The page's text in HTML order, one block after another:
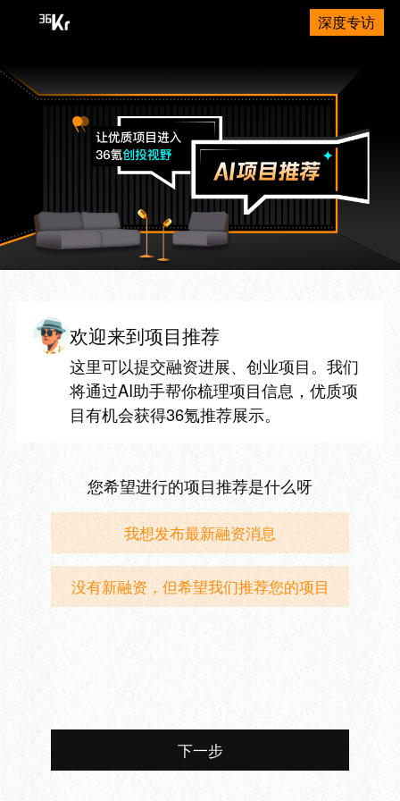
深度专访
欢迎来到项目推荐
这里可以提交融资进展、创业项目。我们
将通过AI助手帮你梳理项目信息，优质项
目有机会获得36氪推荐展示。
您希望进行的项目推荐是什么呀
我想发布最新融资消息
没有新融资，但希望我们推荐您的项目
下一步